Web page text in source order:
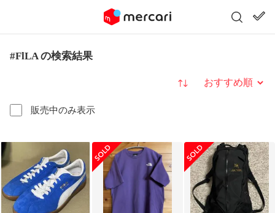
#FlLA の検索結果
販売中のみ表示
並び替え